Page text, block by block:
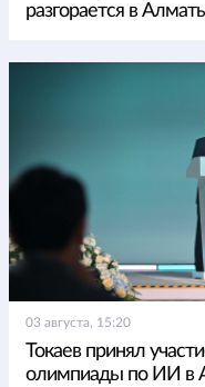
разгорается в
03 августа, 15:20
Токаев принял
олимпиады по ИИ в